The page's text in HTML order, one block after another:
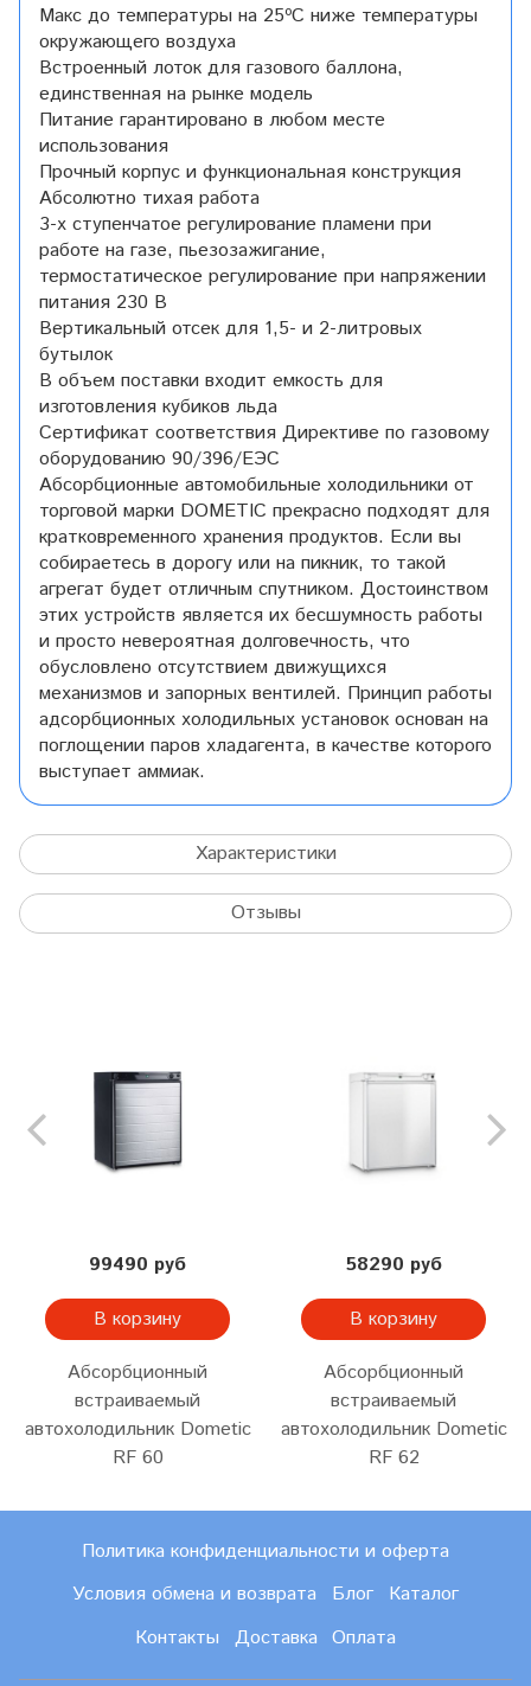
Макс до температуры на 25ºC ниже температуры
окружающего воздуха
Встроенный лоток для газового баллона,
единственная на рынке модель
Питание гарантировано в любом месте
использования
Прочный корпус и функциональная конструкция
Абсолютно тихая работа
3-х ступенчатое регулирование пламени при
работе на газе, пьезозажигание,
термостатическое регулирование при напряжении
питания 230 В
Вертикальный отсек для 1,5- и 2-литровых
бутылок
В объем поставки входит емкость для
изготовления кубиков льда
Сертификат соответствия Директиве по газовому
оборудованию 90/396/EЭС
Абсорбционные автомобильные холодильники от
торговой марки DOMETIC прекрасно подходят для
кратковременного хранения продуктов. Если вы
собираетесь в дорогу или на пикник, то такой
агрегат будет отличным спутником. Достоинством
этих устройств является их бесшумность работы
и просто невероятная долговечность, что
обусловлено отсутствием движущихся
механизмов и запорных вентилей. Принцип работы
адсорбционных холодильных установок основан на
поглощении паров хладагента, в качестве которого
выступает аммиак.
Характеристики
Отзывы
99490 руб
В корзину
Абсорбционный
встраиваемый
автохолодильник Dometic
RF 60
58290 руб
В корзину
Абсорбционный
встраиваемый
автохолодильник Dometic
RF 62
Политика конфиденциальности и оферта
Условия обмена и возврата
Блог
Каталог
Контакты
Доставка Оплата